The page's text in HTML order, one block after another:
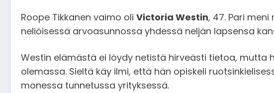
Roope Tikkanen vaimo oli Victoria Westin, 47. Pari
neliöisessä arvoasunnossa yhdessä neljän lapsensa
Westin elämästä ei löydy netistä hirveästi tietoa, mutta
olemassa. Sieltä käy ilmi, että hän opiskeli
monessa tunnetussa yrityksessä.